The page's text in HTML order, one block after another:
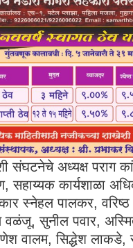
संघटनेचे अध्यक्ष पराग
सहाय्यक कार्यशाळा
स्नेहल पालकर,
सुनील पवार,
वालम, सिद्धेश लाकडे,